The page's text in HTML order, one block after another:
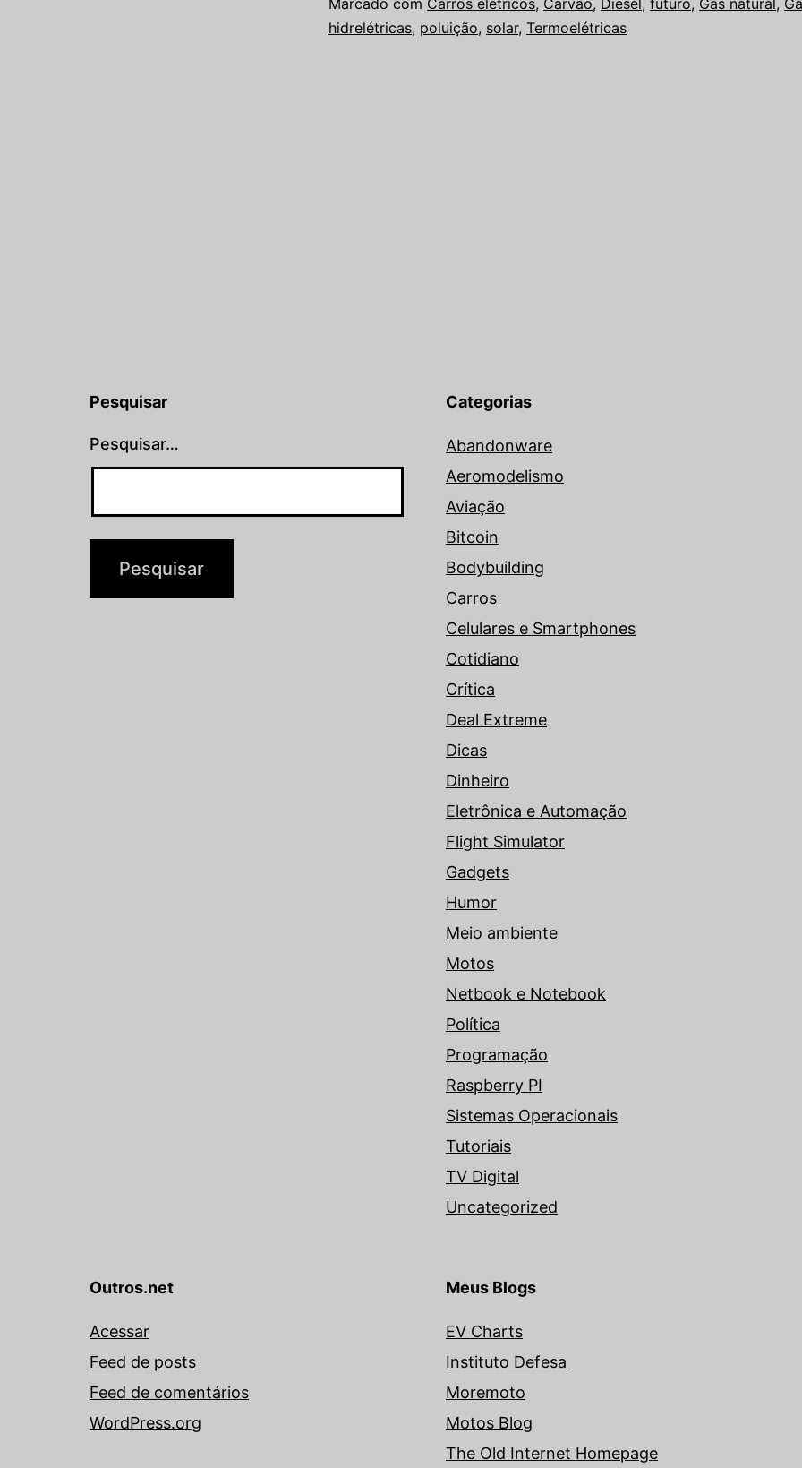
hidrelétricas, poluição, solar, Termoelétricas
Pesquisar
Pesquisar…
Categorias
Abandonware
Aeromodelismo
Aviação
Bitcoin
Bodybuilding
Carros
Celulares e Smartphones
Cotidiano
Crítica
Deal Extreme
Dicas
Dinheiro
Eletrônica e Automação
Flight Simulator
Gadgets
Humor
Meio ambiente
Motos
Netbook e Notebook
Política
Programação
Raspberry PI
Sistemas Operacionais
Tutoriais
TV Digital
Uncategorized
Outros.net
Acessar
Feed de posts
Feed de comentários
WordPress.org
Meus Blogs
EV Charts
Instituto Defesa
Moremoto
Motos Blog
The Old Internet Homepage